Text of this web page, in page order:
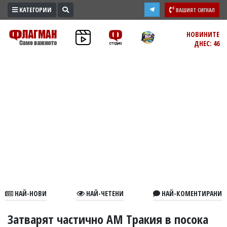
ПРОМО
ЗОНА
В
КАТЕГОРИИ ВАШИЯТ СИГНАЛ
НОВИНИТЕ
ДНЕС: 46
НАЙ-НОВИ НАЙ-ЧЕТЕНИ НАЙ-КОМЕНТИРАНИ
Затварят частично АМ Тракия в посока